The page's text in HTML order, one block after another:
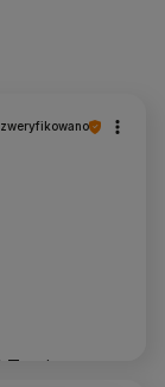
zweryfikowano